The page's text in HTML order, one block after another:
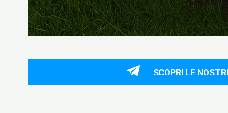
SCOPRI LE